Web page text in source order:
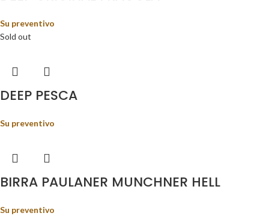
Su preventivo
Sold out
DEEP PESCA
Su preventivo
BIRRA PAULANER MUNCHNER HELL
Su preventivo